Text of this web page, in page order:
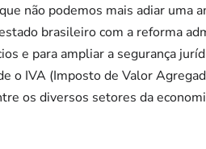
não podemos mais adiar uma
brasileiro com a reforma
e para ampliar a segurança
o IVA (Imposto de Valor
os diversos setores da